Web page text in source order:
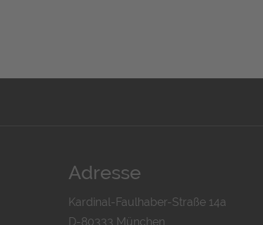
Adresse
Kardinal-Faulhaber-Straße 14a
D-80333 München